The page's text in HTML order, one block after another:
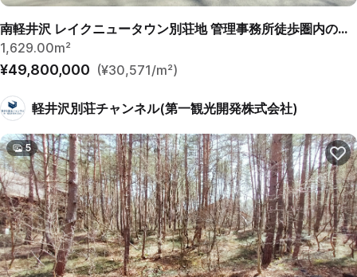
南軽井沢 レイクニュータウン別荘地 管理事務所徒歩圏内の売土地
1,629.00m²
¥49,800,000 (¥30,571/m²)
軽井沢別荘チャンネル(第一観光開発株式会社)
5